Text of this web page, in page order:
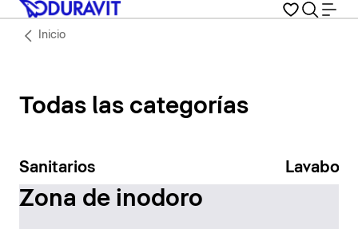
Inicio
Todas las categorías
Sanitarios Lavabos
Zona de inodoro